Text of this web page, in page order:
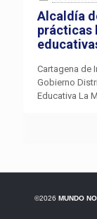
Alcaldía
prácticas
Cartagena de
Gobierno
Educativa La
©2026 MUNDO